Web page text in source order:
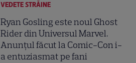
VEDETE STRĂINE
Ryan Gosling este noul Ghost
Rider din Universul Marvel.
Anunțul făcut la Comic-Con i-
a entuziasmat pe fani